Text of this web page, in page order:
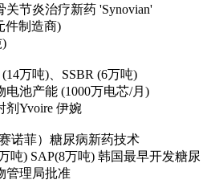
节炎治疗新药 'Synovian'
件制造商)
)
万吨)、SSBR (6万吨)
池产能 (1000万电芯/月)
剂Yvoire 伊婉
诺菲）糖尿病新药技术
吨) SAP(8万吨) 韩国最早开发糖尿
管理局批准